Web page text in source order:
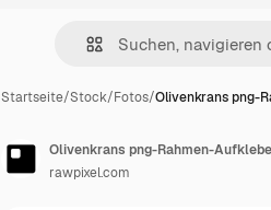
Startseite/Stock/Fotos/Olivenkrans png-
rawpixel.com